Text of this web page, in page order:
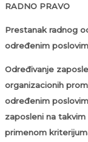
RADNO PRAVO
Prestanak radnog
određenim
Određivanje
organizacionih
određenim
zaposleni na
primenom